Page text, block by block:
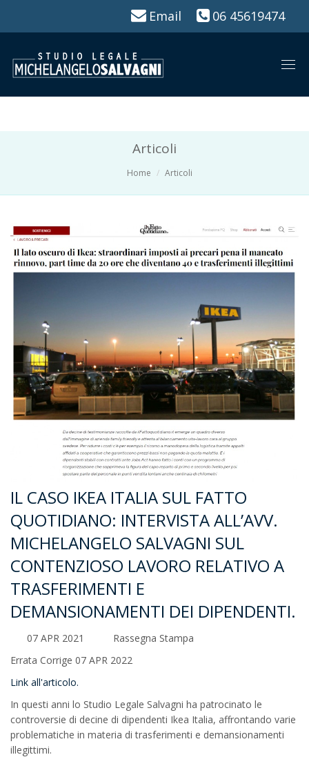
Email 06 45619474
Articoli
Home Articoli
IL CASO IKEA ITALIA SUL FATTO
QUOTIDIANO: INTERVISTA ALL’AVV.
MICHELANGELO SALVAGNI SUL
CONTENZIOSO LAVORO RELATIVO A
TRASFERIMENTI E
DEMANSIONAMENTI DEI DIPENDENTI.
07 APR 2021
Rassegna Stampa
Errata Corrige 07 APR 2022
Link all'articolo.
In questi anni lo Studio Legale Salvagni ha patrocinato le
controversie di decine di dipendenti Ikea Italia, affrontando varie
problematiche in materia di trasferimenti e demansionamenti
illegittimi.